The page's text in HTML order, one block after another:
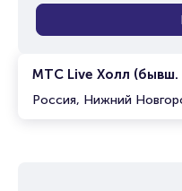
МТС Live Холл
Россия, Нижний